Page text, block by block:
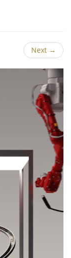
Next →